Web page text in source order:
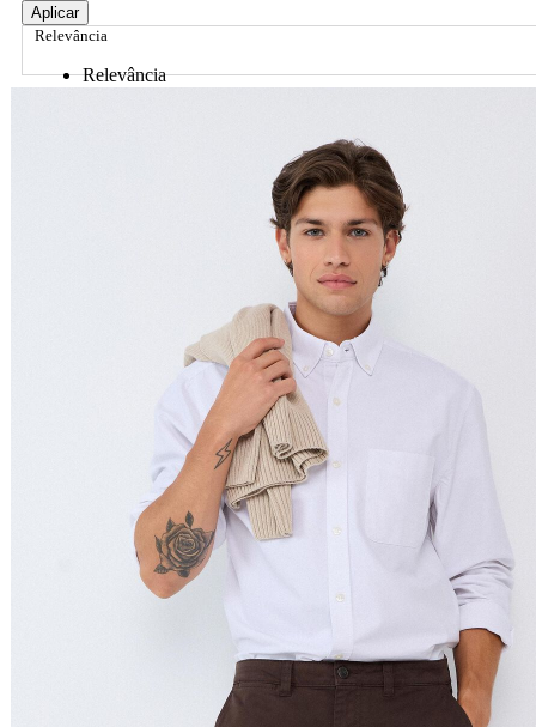
Aplicar
Relevância
Relevância
Nome do Produto A - Z
Nome do Produto Z - A